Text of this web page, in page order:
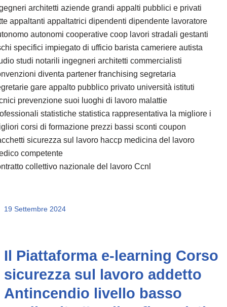
architetti aziende grandi appalti pubblici e privati
appaltanti appaltatrici dipendenti dipendente lavoratore
autonomi cooperative coop lavori stradali gestanti
specifici impiegato di ufficio barista cameriere autista
studi notarili ingegneri architetti commercialisti
diventa partener franchising segretaria
gare appalto pubblico privato università istituti
prevenzione suoi luoghi di lavoro malattie
statistiche statistica rappresentativa la migliore i
corsi di formazione prezzi bassi sconti coupon
sicurezza sul lavoro haccp medicina del lavoro
competente
collettivo nazionale del lavoro Ccnl
19 Settembre 2024
Il Piattaforma e-learning Corso
sicurezza sul lavoro addetto
Antincendio livello basso